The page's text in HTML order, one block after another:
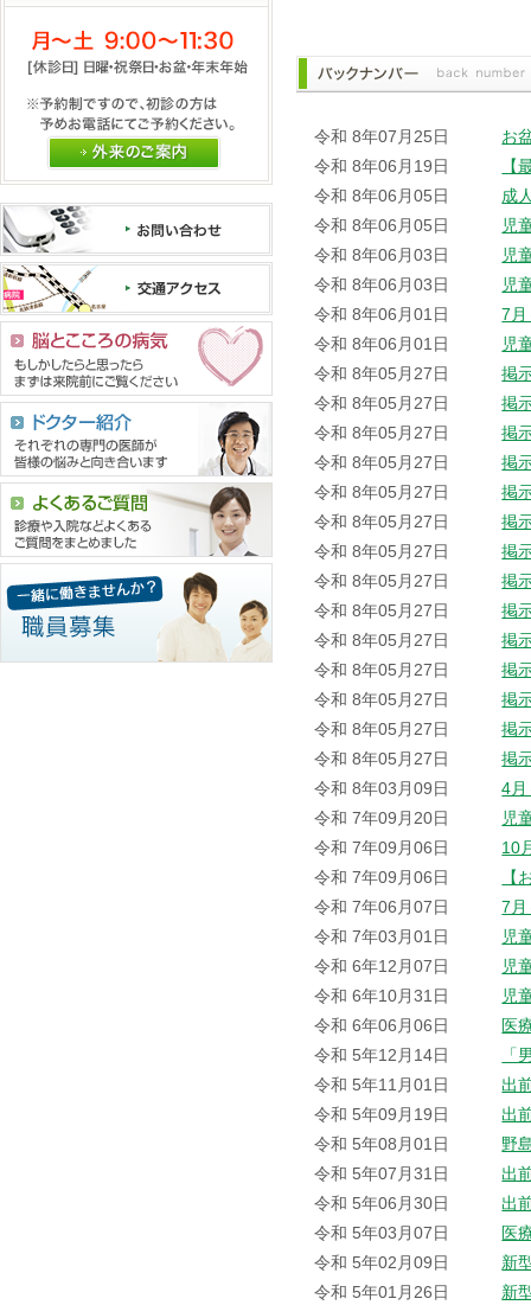
令和 8年07月25日
お
令和 8年06月19日
令和 8年06月05日
成
令和 8年06月05日
児
令和 8年06月03日
児
令和 8年06月03日
児
令和 8年06月01日
7月
令和 8年06月01日
児
令和 8年05月27日
掲
令和 8年05月27日
掲
令和 8年05月27日
掲
令和 8年05月27日
掲
令和 8年05月27日
掲
令和 8年05月27日
掲
令和 8年05月27日
掲
令和 8年05月27日
掲
令和 8年05月27日
掲
令和 8年05月27日
掲
令和 8年05月27日
掲
令和 8年05月27日
掲
令和 8年05月27日
掲
令和 8年05月27日
掲
令和 8年03月09日
4月
令和 7年09月20日
児
令和 7年09月06日
10
令和 7年09月06日
【
令和 7年06月07日
7月
令和 7年03月01日
児
令和 6年12月07日
児
令和 6年10月31日
児
令和 6年06月06日
医
令和 5年12月14日
「
令和 5年11月01日
出
令和 5年09月19日
出
令和 5年08月01日
野
令和 5年07月31日
出
令和 5年06月30日
出
令和 5年03月07日
医
令和 5年02月09日
新
令和 5年01月26日
新